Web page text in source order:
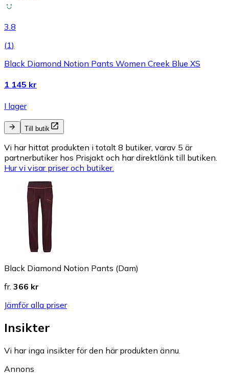
3.8
(1)
Black Diamond Notion Pants Women Creek Blue XS
1 145 kr
I lager
Till butik
Vi har hittat produkten i totalt 8 butiker, varav 5 är
partnerbutiker hos Prisjakt och har direktlänk till butiken.
Hur vi visar priser och butiker.
Black Diamond Notion Pants (Dam)
fr. 366 kr
Jämför alla priser
Insikter
Vi har inga insikter för den här produkten ännu.
Annons